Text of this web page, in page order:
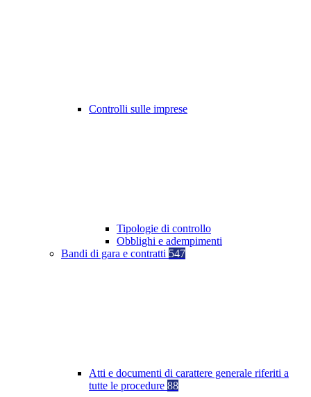
Controlli sulle imprese
Tipologie di controllo
Obblighi e adempimenti
Bandi di gara e contratti 547
Atti e documenti di carattere generale riferiti a
tutte le procedure 88